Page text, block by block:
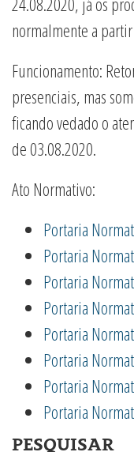
normalmente a
Funcionamento:
presenciais, mas
ficando vedado o
de 03.08.2020.
Ato Normativo:
Portaria
Portaria
Portaria
Portaria
Portaria
Portaria
Portaria
Portaria
PESQUISAR